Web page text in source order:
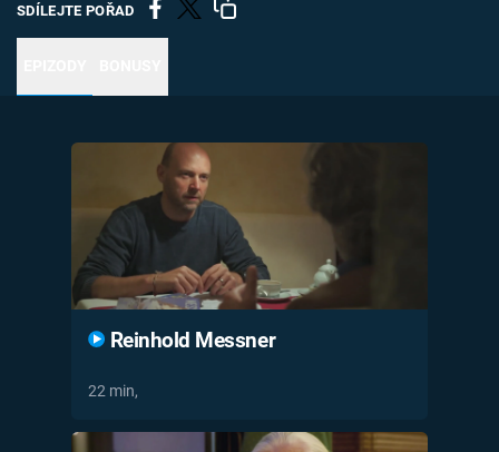
Sledujte prima+
SDÍLEJTE POŘAD
Reinhold Messner
22 min,